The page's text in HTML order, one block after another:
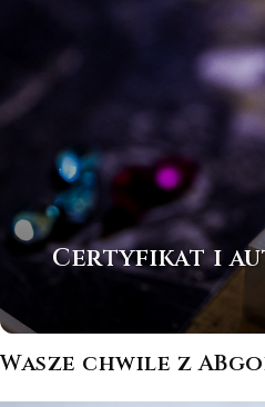
Certyfikat i
Wasze chwile z